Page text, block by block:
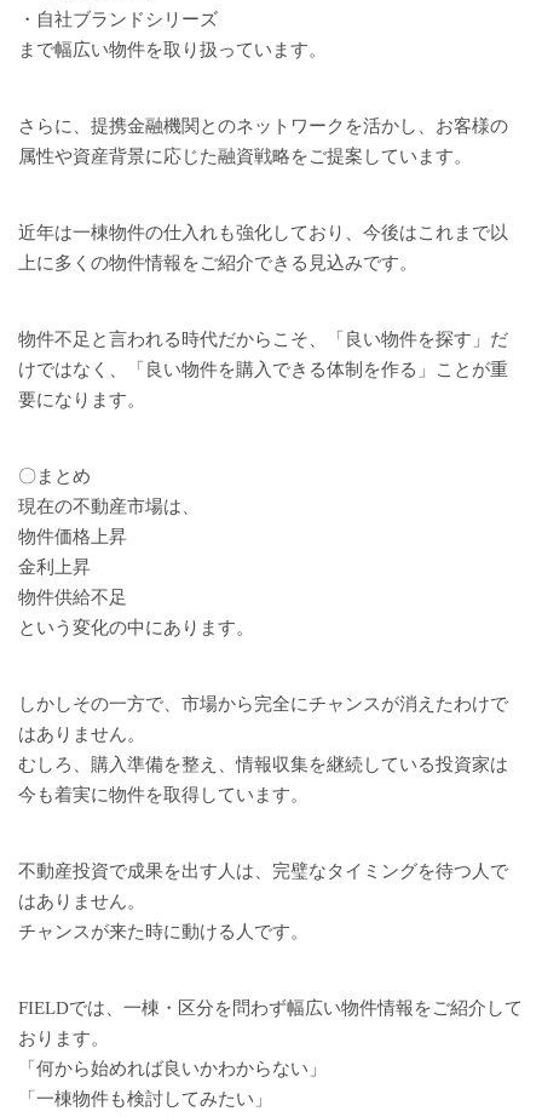
・自社ブランドシリーズ
まで幅広い物件を取り扱っています。
さらに、提携金融機関とのネットワークを活かし、お客様の
属性や資産背景に応じた融資戦略をご提案しています。
近年は一棟物件の仕入れも強化しており、今後はこれまで以
上に多くの物件情報をご紹介できる見込みです。
物件不足と言われる時代だからこそ、「良い物件を探す」だ
けではなく、「良い物件を購入できる体制を作る」ことが重
要になります。
〇まとめ
現在の不動産市場は、
物件価格上昇
金利上昇
物件供給不足
という変化の中にあります。
しかしその一方で、市場から完全にチャンスが消えたわけで
はありません。
むしろ、購入準備を整え、情報収集を継続している投資家は
今も着実に物件を取得しています。
不動産投資で成果を出す人は、完璧なタイミングを待つ人で
はありません。
チャンスが来た時に動ける人です。
FIELDでは、一棟・区分を問わず幅広い物件情報をご紹介して
おります。
「何から始めれば良いかわからない」
「一棟物件も検討してみたい」